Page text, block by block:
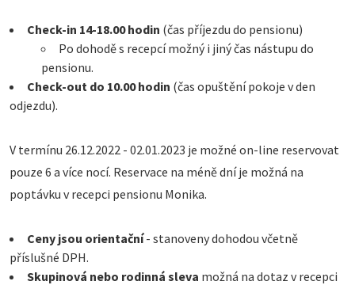
Check-in 14-18.00 hodin (čas příjezdu do pensionu)
Po dohodě s recepcí možný i jiný čas nástupu do
pensionu.
Check-out do 10.00 hodin (čas opuštění pokoje v den
odjezdu).
V termínu 26.12.2022 - 02.01.2023 je možné on-line reservovat
pouze 6 a více nocí. Reservace na méně dní je možná na
poptávku v recepci pensionu Monika.
Ceny jsou orientační- stanoveny dohodou včetně
příslušné DPH.
Skupinová nebo rodinná sleva možná na dotaz v recepci